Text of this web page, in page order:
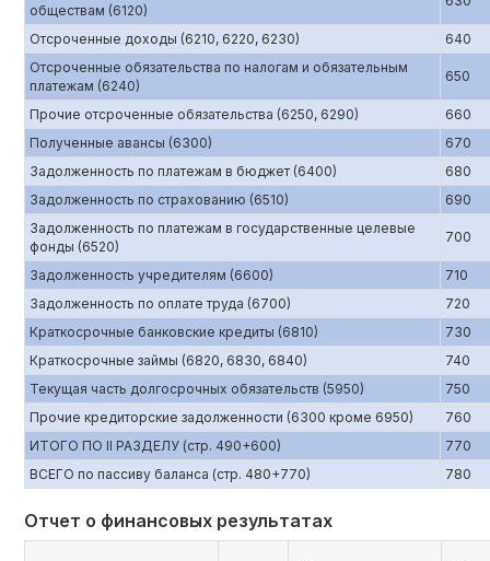
обществам (6120)
Отсроченные доходы (6210, 6220, 6230)
640
Отсроченные обязательства по налогам и обязательным
платежам (6240)
650
Прочие отсроченные обязательства (6250, 6290)
660
Полученные авансы (6300)
670
Задолженность по платежам в бюджет (6400)
680
Задолженность по страхованию (6510)
690
Задолженность по платежам в государственные целевые
фонды (6520)
700
Задолженность учредителям (6600)
710
Задолженность по оплате труда (6700)
720
Краткосрочные банковские кредиты (6810)
730
Краткосрочные займы (6820, 6830, 6840)
740
Текущая часть долгосрочных обязательств (5950)
750
Прочие кредиторские задолженности (6300 кроме 6950)
760
ИТОГО ПО II РАЗДЕЛУ (стр. 490+600)
770
ВСЕГО по пассиву баланса (стр. 480+770)
780
Отчет о финансовых результатах